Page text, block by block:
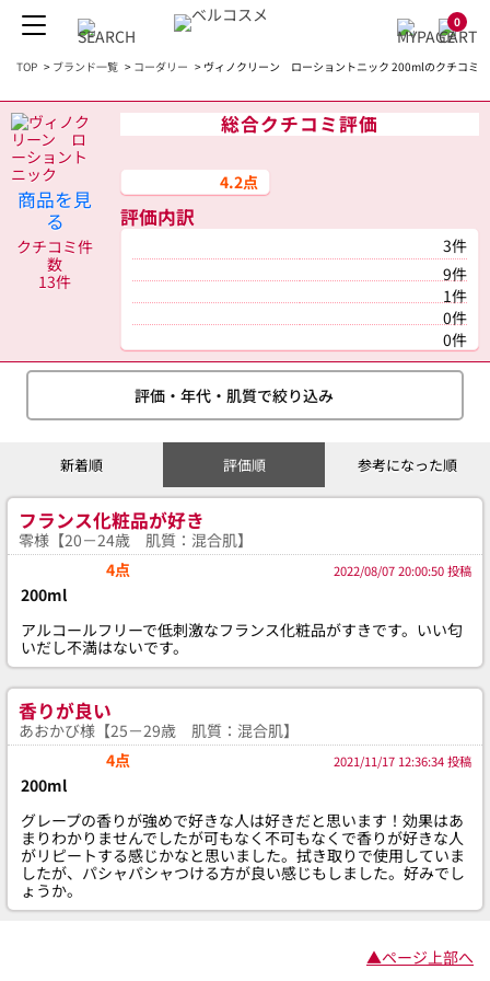
0
TOP > ブランド一覧 > コーダリー > ヴィノクリーン ローショントニック 200mlのクチコミ
商品を見
る
クチコミ件
数
13件
総合クチコミ評価
4.2点
評価内訳
3件
9件
1件
0件
0件
評価・年代・肌質で絞り込み
新着順 評価順 参考になった順
フランス化粧品が好き
零様【20－24歳 肌質：混合肌】
4点
2022/08/07 20:00:50 投稿
200ml
アルコールフリーで低刺激なフランス化粧品がすきです。いい匂
いだし不満はないです。
香りが良い
あおかび様【25－29歳 肌質：混合肌】
4点
2021/11/17 12:36:34 投稿
200ml
グレープの香りが強めで好きな人は好きだと思います！効果はあ
まりわかりませんでしたが可もなく不可もなくで香りが好きな人
がリピートする感じかなと思いました。拭き取りで使用していま
したが、パシャパシャつける方が良い感じもしました。好みでし
ょうか。
▲ページ上部へ